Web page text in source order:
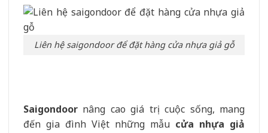
Liên hệ saigondoor để đặt hàng cửa nhựa giả gỗ
Saigondoor nâng cao giá trị cuộc sống, mang
đến gia đình Việt những mẫu cửa nhựa giả